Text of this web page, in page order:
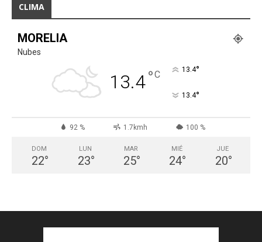
CLIMA
MORELIA
Nubes
13.4°C 13.4°
13.4°
92 % 1.7kmh 100 %
DOM
22°
LUN
23°
MAR
25°
MIÉ
24°
JUE
20°